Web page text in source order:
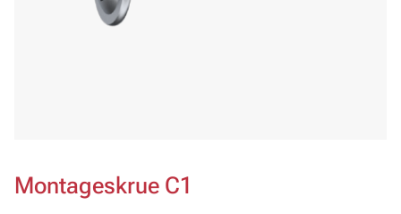
Montageskrue C1